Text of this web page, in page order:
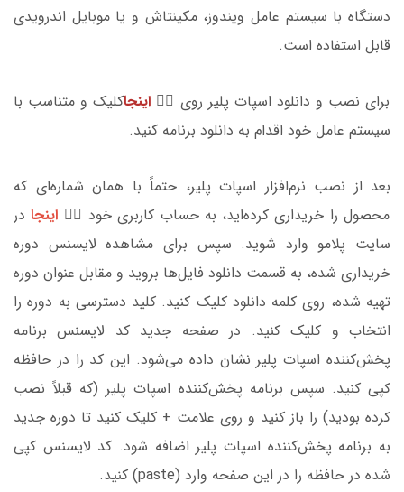
دستگاه با سیستم عامل ویندوز، مکینتاش و یا موبایل اندرویدی
قابل‌ استفاده است.
برای نصب و دانلود اسپات پلیر روی 👈🏼 اینجاکلیک و متناسب با
سیستم عامل خود اقدام به دانلود برنامه کنید.
بعد از نصب نرم‌افزار اسپات پلیر، حتماً با همان شماره‌ای که
محصول را خریداری کرده‌اید، به حساب کاربری خود 👈🏼 اینجا در
سایت پلامو وارد شوید. سپس برای مشاهده لایسنس دوره
خریداری شده، به قسمت دانلود فایل‌ها بروید و مقابل عنوان دوره
تهیه شده، روی کلمه دانلود کلیک کنید. کلید دسترسی به دوره را
انتخاب و کلیک کنید. در صفحه جدید کد لایسنس برنامه
پخش‌کننده اسپات پلیر نشان داده می‌شود. این کد را در حافظه
کپی کنید. سپس برنامه‌ پخش‌کننده اسپات پلیر (که قبلاً نصب
کرده بودید) را باز کنید و روی علامت + کلیک کنید تا دوره جدید
به برنامه پخش‌کننده اسپات پلیر اضافه شود. کد لایسنس کپی
شده در حافظه را در این صفحه وارد (paste) کنید.